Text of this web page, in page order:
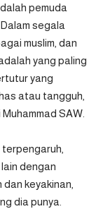
pemuda
segala
muslim, dan
yang paling
yang
atau tangguh,
SAW.
dengan
keyakinan,
dia punya.